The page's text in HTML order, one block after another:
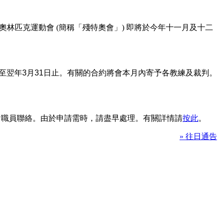
林匹克運動會 (簡稱「殘特奧會」) 即將於今年十一月及十二
翌年3月 31日止。有關的合約將會本月內寄予各教練及裁判。
員聯絡。由於申請需時，請盡早處理。有關詳情請按此。
» 往日通告